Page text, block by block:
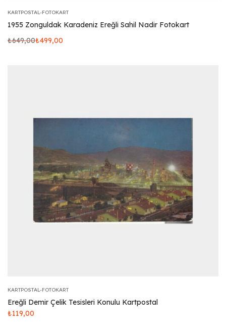
KARTPOSTAL-FOTOKART
1955 Zonguldak Karadeniz Ereğli Sahil Nadir Fotokart
₺649,00₺499,00
KARTPOSTAL-FOTOKART
Ereğli Demir Çelik Tesisleri Konulu Kartpostal
₺119,00